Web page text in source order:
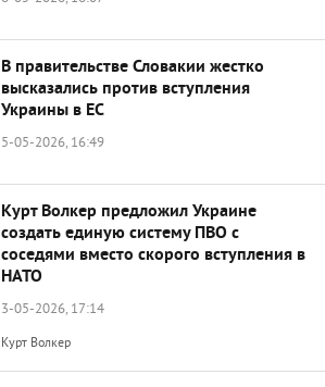
В правительстве Словакии жестко
высказались против вступления
Украины в ЕС
5-05-2026, 16:49
Курт Волкер предложил Украине
создать единую систему ПВО с
соседями вместо скорого вступления в
НАТО
3-05-2026, 17:14
Курт Волкер